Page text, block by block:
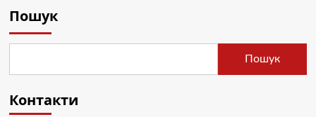
Пошук
Пошук
Контакти